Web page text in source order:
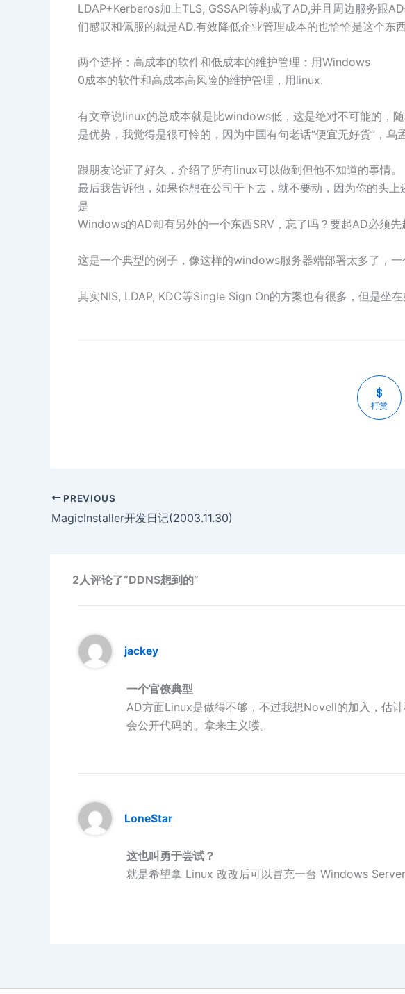
LDAP+Kerberos加上TLS, GSSAPI等构成了AD,并且周边服务跟
们感叹和佩服的就是AD.有效降低企业管理成本的也恰恰是这个东西
两个选择：高成本的软件和低成本的维护管理：用Windows
0成本的软件和高成本高风险的维护管理，用linux.
有文章说linux的总成本就是比windows低，这是绝对不可能的，
是优势，我觉得是很可怜的，因为中国有句老话“便宜无好货”，乌
跟朋友论证了好久，介绍了所有linux可以做到但他不知道的事情。
最后我告诉他，如果你想在公司干下去，就不要动，因为你的头
是
Windows的AD却有另外的一个东西SRV，忘了吗？要起AD必须先
这是一个典型的例子，像这样的windows服务器端部署太多了，
其实NIS, LDAP, KDC等Single Sign On的方案也有很多，但是坐
打赏
PREVIOUS
MagicInstaller开发日记(2003.11.30)
2人评论了“DDNS想到的”
jackey
一个官僚典型
AD方面Linux是做得不够，不过我想Novell的加入，估
会公开代码的。拿来主义喽。
LoneStar
这也叫勇于尝试？
就是希望拿 Linux 改改后可以冒充一台 Windows